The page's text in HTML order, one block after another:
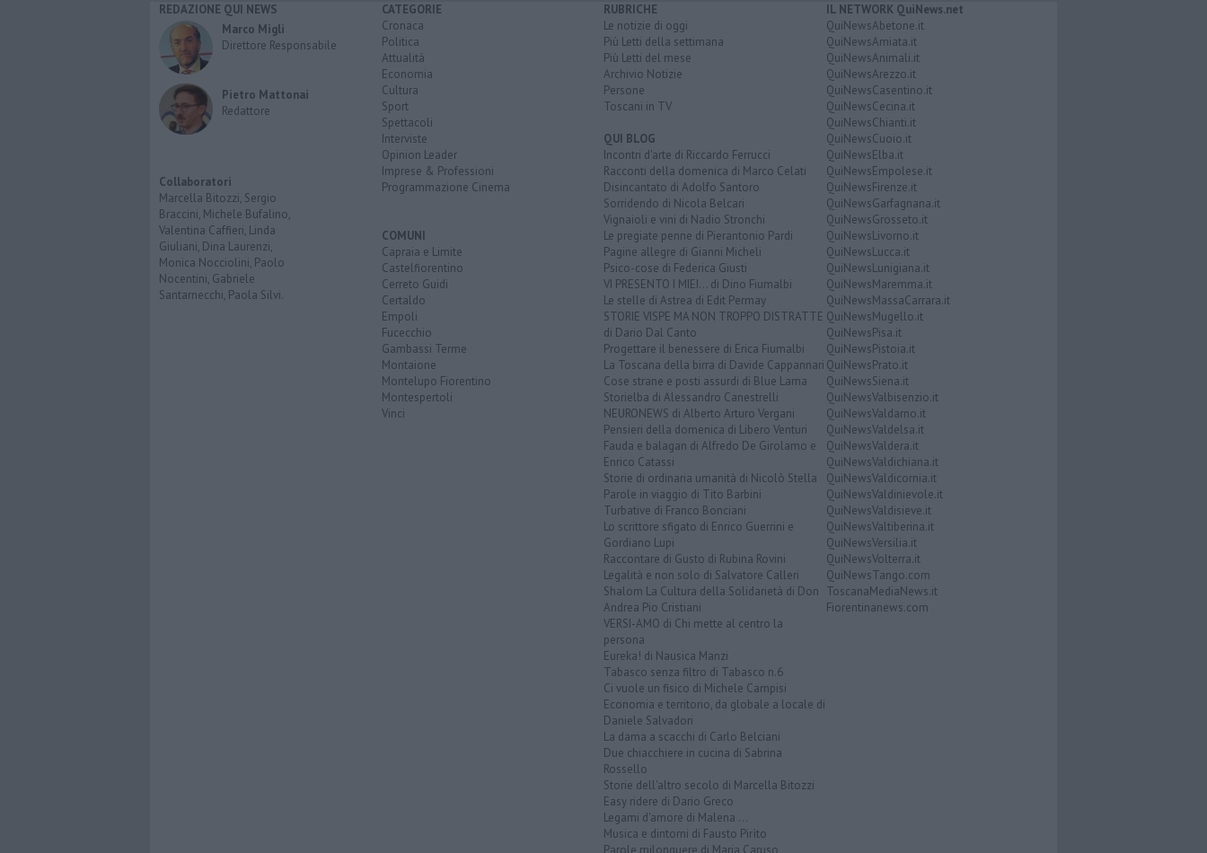
REDAZIONE QUI NEWS
Marco Migli
Direttore Responsabile
Pietro Mattonai
Redattore
Collaboratori
Marcella Bitozzi, Sergio
Braccini, Michele Bufalino,
Valentina Caffieri, Linda
Giuliani, Dina Laurenzi,
Monica Nocciolini, Paolo
Nocentini, Gabriele
Santarnecchi, Paola Silvi.
CATEGORIE
Cronaca
Politica
Attualità
Economia
Cultura
Sport
Spettacoli
Interviste
Opinion Leader
Imprese & Professioni
Programmazione Cinema
COMUNI
Capraia e Limite
Castelfiorentino
Cerreto Guidi
Certaldo
Empoli
Fucecchio
Gambassi Terme
Montaione
Montelupo Fiorentino
Montespertoli
Vinci
RUBRICHE
Le notizie di oggi
Più Letti della settimana
Più Letti del mese
Archivio Notizie
Persone
Toscani in TV
QUI BLOG
Incontri d'arte di Riccardo Ferrucci
Racconti della domenica di Marco Celati
Disincantato di Adolfo Santoro
Sorridendo di Nicola Belcari
Vignaioli e vini di Nadio Stronchi
Le pregiate penne di Pierantonio Pardi
Pagine allegre di Gianni Micheli
Psico-cose di Federica Giusti
VI PRESENTO I MIEI... di Dino Fiumalbi
Le stelle di Astrea di Edit Permay
STORIE VISPE MA NON TROPPO DISTRATTE
di Dario Dal Canto
Progettare il benessere di Erica Fiumalbi
La Toscana della birra di Davide Cappannari
Cose strane e posti assurdi di Blue Lama
Storielba di Alessandro Canestrelli
NEURONEWS di Alberto Arturo Vergani
Pensieri della domenica di Libero Venturi
Fauda e balagan di Alfredo De Girolamo e
Enrico Catassi
Storie di ordinaria umanità di Nicolò Stella
Parole in viaggio di Tito Barbini
Turbative di Franco Bonciani
Lo scrittore sfigato di Enrico Guerrini e
Gordiano Lupi
Raccontare di Gusto di Rubina Rovini
Legalità e non solo di Salvatore Calleri
Shalom La Cultura della Solidarietà di Don
Andrea Pio Cristiani
VERSI-AMO di Chi mette al centro la
persona
Eureka! di Nausica Manzi
Tabasco senza filtro di Tabasco n.6
Ci vuole un fisico di Michele Campisi
Economia e territorio, da globale a locale di
Daniele Salvadori
La dama a scacchi di Carlo Belciani
Due chiacchiere in cucina di Sabrina
Rossello
Storie dell'altro secolo di Marcella Bitozzi
Easy ridere di Dario Greco
Legami d'amore di Malena ...
Musica e dintorni di Fausto Pirìto
Parole milonguere di Maria Caruso
IL NETWORK QuiNews.net
QuiNewsAbetone.it
QuiNewsAmiata.it
QuiNewsAnimali.it
QuiNewsArezzo.it
QuiNewsCasentino.it
QuiNewsCecina.it
QuiNewsChianti.it
QuiNewsCuoio.it
QuiNewsElba.it
QuiNewsEmpolese.it
QuiNewsFirenze.it
QuiNewsGarfagnana.it
QuiNewsGrosseto.it
QuiNewsLivorno.it
QuiNewsLucca.it
QuiNewsLunigiana.it
QuiNewsMaremma.it
QuiNewsMassaCarrara.it
QuiNewsMugello.it
QuiNewsPisa.it
QuiNewsPistoia.it
QuiNewsPrato.it
QuiNewsSiena.it
QuiNewsValbisenzio.it
QuiNewsValdarno.it
QuiNewsValdelsa.it
QuiNewsValdera.it
QuiNewsValdichiana.it
QuiNewsValdicornia.it
QuiNewsValdinievole.it
QuiNewsValdisieve.it
QuiNewsValtiberina.it
QuiNewsVersilia.it
QuiNewsVolterra.it
QuiNewsTango.com
ToscanaMediaNews.it
Fiorentinanews.com